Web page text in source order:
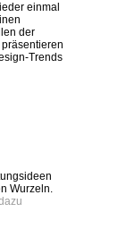
einmal
der
Trends
Wurzeln.